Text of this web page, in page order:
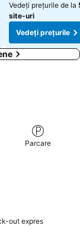
Vedeți prețurile de la
site-uri
Vedeți prețurile
Parcare
out expres